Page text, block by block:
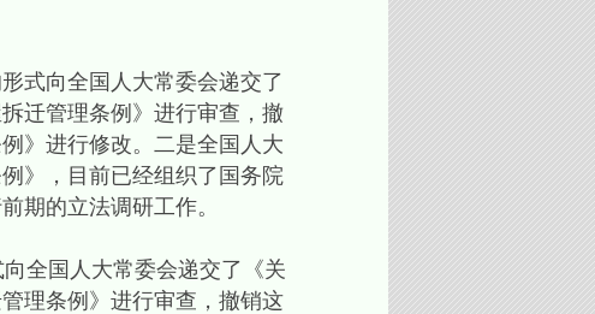
式向全国人大常委会递交了
迁管理条例》进行审查，撤
》进行修改。二是全国人大
》，目前已经组织了国务院
期的立法调研工作。
全国人大常委会递交了《关
理条例》进行审查，撤销这